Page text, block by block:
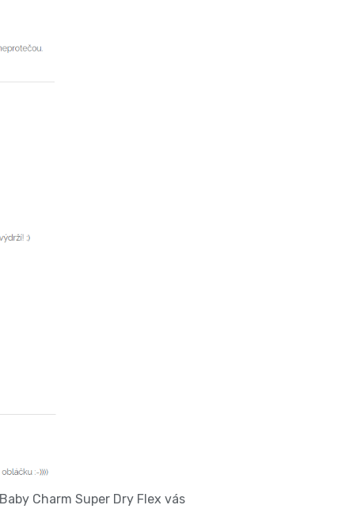
Baby Charm Super Dry Flex vás